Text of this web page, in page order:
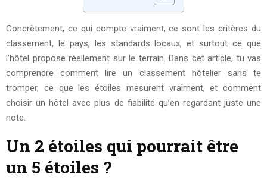
Concrètement, ce qui compte vraiment, ce sont les critères du
classement, le pays, les standards locaux, et surtout ce que
l’hôtel propose réellement sur le terrain. Dans cet article, tu vas
comprendre comment lire un classement hôtelier sans te
tromper, ce que les étoiles mesurent vraiment, et comment
choisir un hôtel avec plus de fiabilité qu’en regardant juste une
note.
Un 2 étoiles qui pourrait être
un 5 étoiles ?